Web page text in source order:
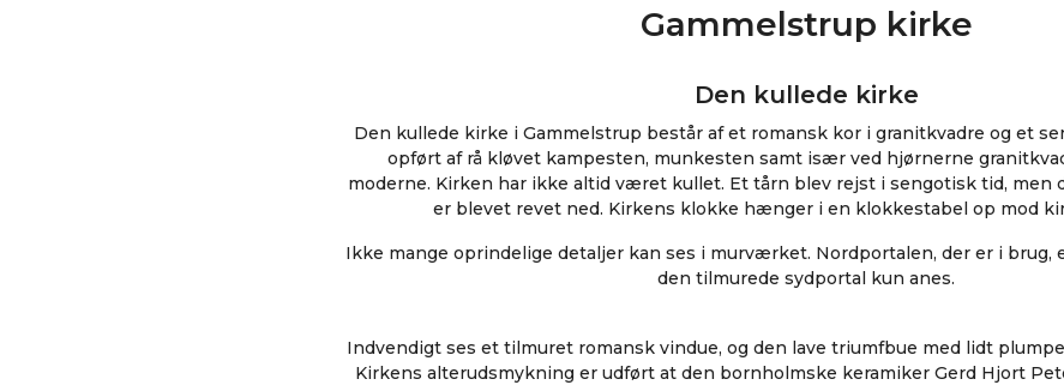
Gammelstrup kirke
Den kullede kirke
Den kullede kirke i Gammelstrup består af et romansk kor i granitkvadre og et
opført af rå kløvet kampesten, munkesten samt især ved hjørnerne
moderne. Kirken har ikke altid været kullet. Et tårn blev rejst i sengotisk tid, men
er blevet revet ned. Kirkens klokke hænger i en klokkestabel op mod
Ikke mange oprindelige detaljer kan ses i murværket. Nordportalen, der er i brug,
den tilmurede sydportal kun anes.
Indvendigt ses et tilmuret romansk vindue, og den lave triumfbue med lidt
Kirkens alterudsmykning er udført at den bornholmske keramiker Gerd Hjort